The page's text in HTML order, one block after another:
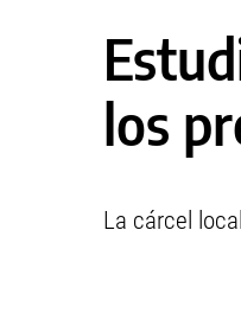
los
La cárcel